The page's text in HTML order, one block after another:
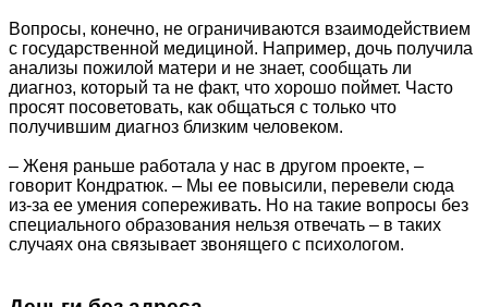
Вопросы, конечно, не ограничиваются взаимодействием
с государственной медициной. Например, дочь получила
анализы пожилой матери и не знает, сообщать ли
диагноз, который та не факт, что хорошо поймет. Часто
просят посоветовать, как общаться с только что
получившим диагноз близким человеком.
– Женя раньше работала у нас в другом проекте, –
говорит Кондратюк. – Мы ее повысили, перевели сюда
из‑за ее умения сопереживать. Но на такие вопросы без
специального образования нельзя отвечать – в таких
случаях она связывает звонящего с психологом.